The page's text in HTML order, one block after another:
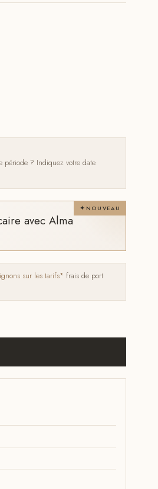
période ? Indiquez votre date
NOUVEAU
avec Alma
sur les tarifs* frais de port